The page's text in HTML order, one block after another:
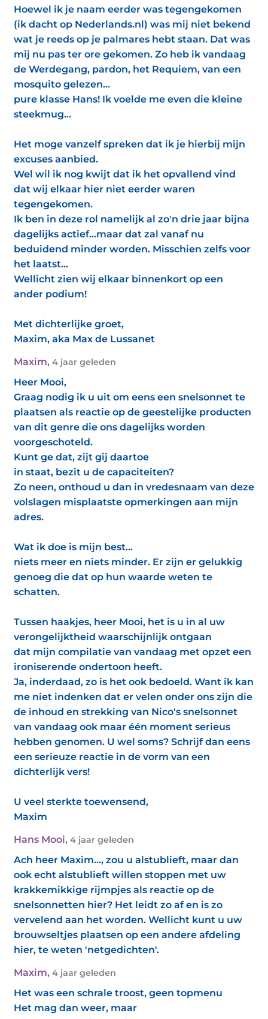
Hoewel ik je naam eerder was tegengekomen
(ik dacht op Nederlands.nl) was mij niet bekend
wat je reeds op je palmares hebt staan. Dat was
mij nu pas ter ore gekomen. Zo heb ik vandaag
de Werdegang, pardon, het Requiem, van een
mosquito gelezen...
pure klasse Hans! Ik voelde me even die kleine
steekmug...
Het moge vanzelf spreken dat ik je hierbij mijn
excuses aanbied.
Wel wil ik nog kwijt dat ik het opvallend vind
dat wij elkaar hier niet eerder waren
tegengekomen.
Ik ben in deze rol namelijk al zo'n drie jaar bijna
dagelijks actief...maar dat zal vanaf nu
beduidend minder worden. Misschien zelfs voor
het laatst...
Wellicht zien wij elkaar binnenkort op een
ander podium!
Met dichterlijke groet,
Maxim, aka Max de Lussanet
Maxim, 4 jaar geleden
Heer Mooi,
Graag nodig ik u uit om eens een snelsonnet te
plaatsen als reactie op de geestelijke producten
van dit genre die ons dagelijks worden
voorgeschoteld.
Kunt ge dat, zijt gij daartoe
in staat, bezit u de capaciteiten?
Zo neen, onthoud u dan in vredesnaam van deze
volslagen misplaatste opmerkingen aan mijn
adres.
Wat ik doe is mijn best...
niets meer en niets minder. Er zijn er gelukkig
genoeg die dat op hun waarde weten te
schatten.
Tussen haakjes, heer Mooi, het is u in al uw
verongelijktheid waarschijnlijk ontgaan
dat mijn compilatie van vandaag met opzet een
ironiserende ondertoon heeft.
Ja, inderdaad, zo is het ook bedoeld. Want ik kan
me niet indenken dat er velen onder ons zijn die
de inhoud en strekking van Nico's snelsonnet
van vandaag ook maar één moment serieus
hebben genomen. U wel soms? Schrijf dan eens
een serieuze reactie in de vorm van een
dichterlijk vers!
U veel sterkte toewensend,
Maxim
Hans Mooi, 4 jaar geleden
Ach heer Maxim..., zou u alstublieft, maar dan
ook echt alstublieft willen stoppen met uw
krakkemikkige rijmpjes als reactie op de
snelsonnetten hier? Het leidt zo af en is zo
vervelend aan het worden. Wellicht kunt u uw
brouwseltjes plaatsen op een andere afdeling
hier, te weten 'netgedichten'.
Maxim, 4 jaar geleden
Het was een schrale troost, geen topmenu
Het mag dan weer, maar